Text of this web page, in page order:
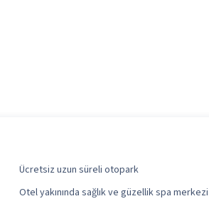
Ücretsiz uzun süreli otopark
Otel yakınında sağlık ve güzellik spa merkezi